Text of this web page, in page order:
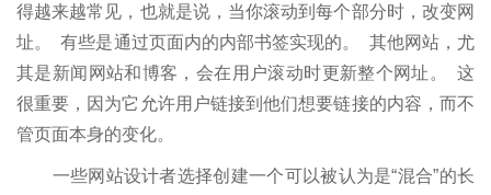
得越来越常见，也就是说，当你滚动到每个部分时，改变网
址。 有些是通过页面内的内部书签实现的。 其他网站，尤
其是新闻网站和博客，会在用户滚动时更新整个网址。 这
很重要，因为它允许用户链接到他们想要链接的内容，而不
管页面本身的变化。
一些网站设计者选择创建一个可以被认为是“混合”的长